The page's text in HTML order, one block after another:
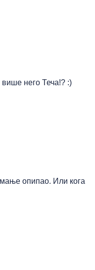
него Теча!? :)
опипао. Или кога